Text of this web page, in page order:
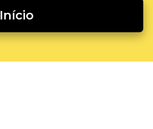
Início